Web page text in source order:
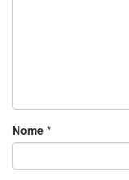
Nome *